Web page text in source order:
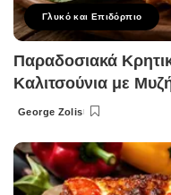
Γλυκό και Επιδόρπιο
Παραδοσιακά
Καλιτσούνια με
Posted
George Zolis